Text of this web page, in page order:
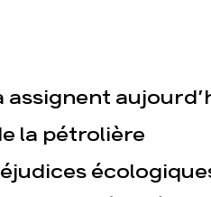
Contact
assignent
la pétrolière